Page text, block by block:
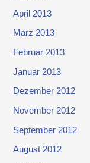
April 2013
März 2013
Februar 2013
Januar 2013
Dezember 2012
November 2012
September 2012
August 2012